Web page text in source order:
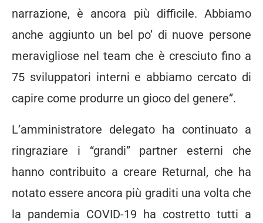
narrazione, è ancora più difficile. Abbiamo
anche aggiunto un bel po’ di nuove persone
meravigliose nel team che è cresciuto fino a
75 sviluppatori interni e abbiamo cercato di
capire come produrre un gioco del genere”.
L’amministratore delegato ha continuato a
ringraziare i “grandi” partner esterni che
hanno contribuito a creare Returnal, che ha
notato essere ancora più graditi una volta che
la pandemia COVID-19 ha costretto tutti a